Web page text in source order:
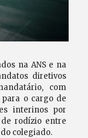
na ANS e na
diretivos
com
o cargo de
interinos por
rodízio entre
colegiado.